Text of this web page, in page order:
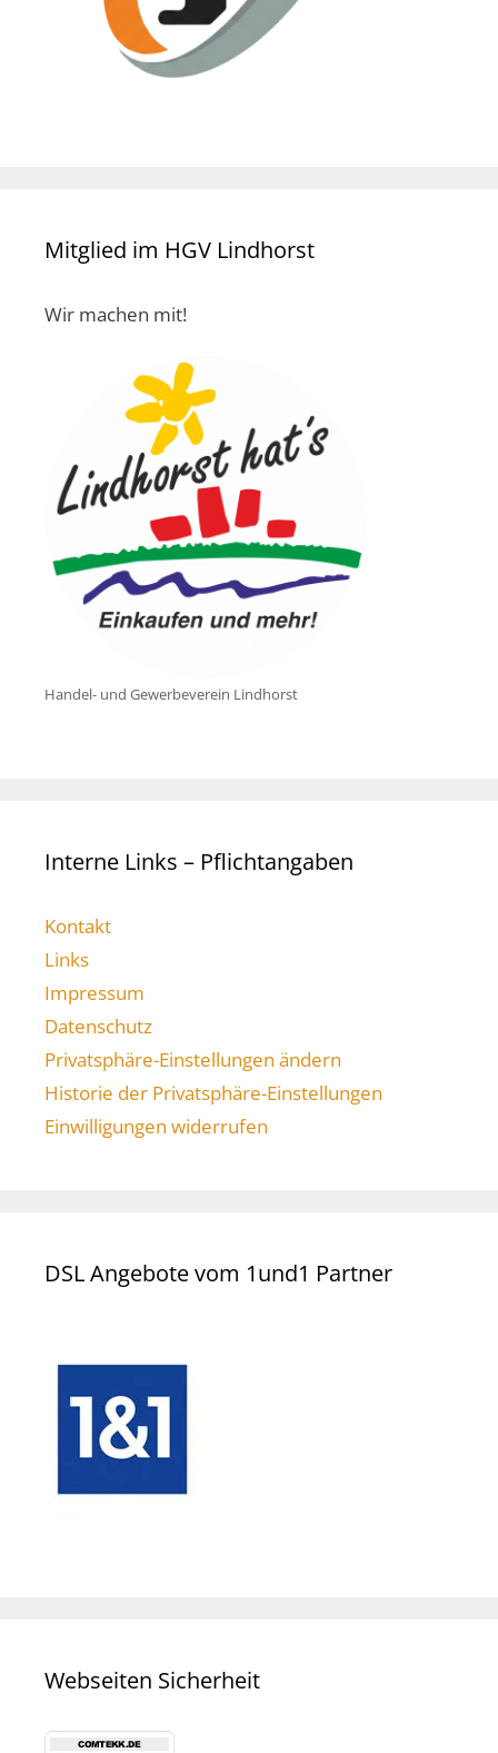
Mitglied im HGV Lindhorst
Wir machen mit!
Handel- und Gewerbeverein Lindhorst
Interne Links – Pflichtangaben
Kontakt
Links
Impressum
Datenschutz
Privatsphäre-Einstellungen ändern
Historie der Privatsphäre-Einstellungen
Einwilligungen widerrufen
DSL Angebote vom 1und1 Partner
Webseiten Sicherheit